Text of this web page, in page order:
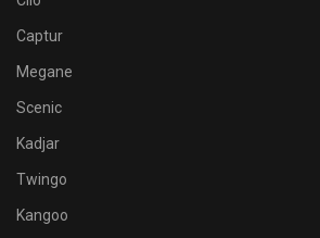
Captur
Megane
Scenic
Kadjar
Twingo
Kangoo